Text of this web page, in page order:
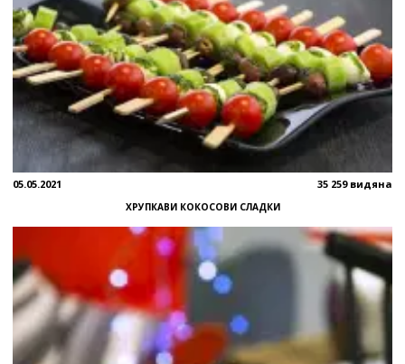
05.05.2021 35 259 видяна
ХРУПКАВИ КОКОСОВИ СЛАДКИ